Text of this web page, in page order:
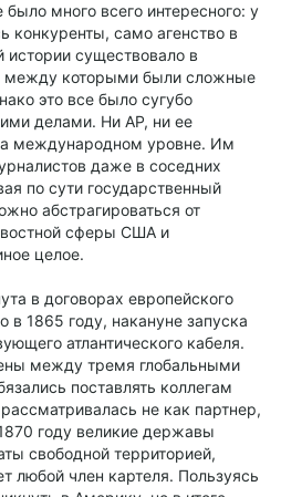
много всего интересного: у
конкуренты, само агенство в
существовало в
между которыми были сложные
это все было сугубо
делами. Ни AP, ни ее
международном уровне. Им
даже в соседних
по сути государственный
абстрагироваться от
сферы США и
целое.
в договорах европейского
в 1865 году, накануне запуска
атлантического кабеля.
между тремя глобальными
поставлять коллегам
не как партнер,
году великие державы
свободной территорией,
любой член картеля. Пользуясь